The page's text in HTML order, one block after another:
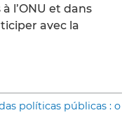
l’ONU et dans
avec la
políticas públicas : o